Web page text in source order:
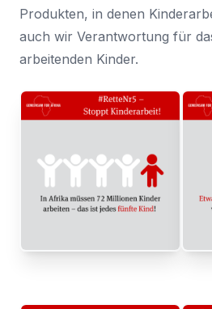
Produkten, in denen
auch wir Verantwortung für
arbeitenden Kinder.